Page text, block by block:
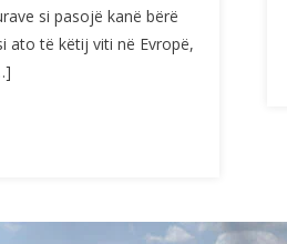
si pasojë kanë bërë
ato të këtij viti në Evropë,